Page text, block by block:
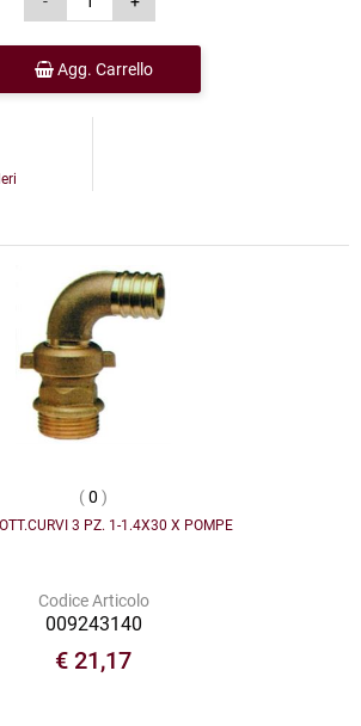
Agg. Carrello
(0 )
3 PZ. 1-1.4X30 X POMPE
Codice Articolo
009243140
€ 21,17